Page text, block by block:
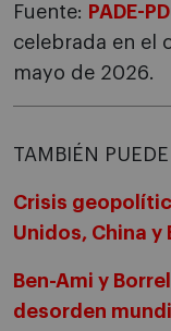
Fuente: PADE-
celebrada en el
mayo de 2026.
TAMBIÉN
Crisis
Unidos, China
Ben-Ami y
desorden